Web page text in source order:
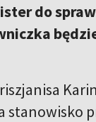
do
stanowisko